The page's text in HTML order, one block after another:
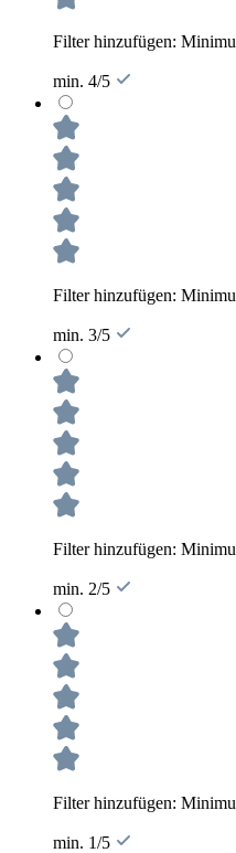
Filter hinzufügen:
min. 4/5
Filter hinzufügen:
min. 3/5
Filter hinzufügen:
min. 2/5
Filter hinzufügen:
min. 1/5